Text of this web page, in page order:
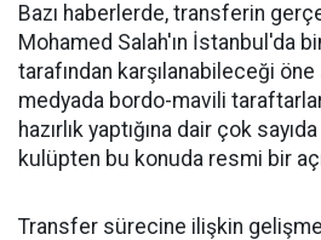
Bazı haberlerde, transferin
Mohamed Salah'ın İstanbul'da
tarafından karşılanabileceği
medyada bordo-mavili
hazırlık yaptığına dair çok
kulüpten bu konuda resmi bir
Transfer sürecine ilişkin